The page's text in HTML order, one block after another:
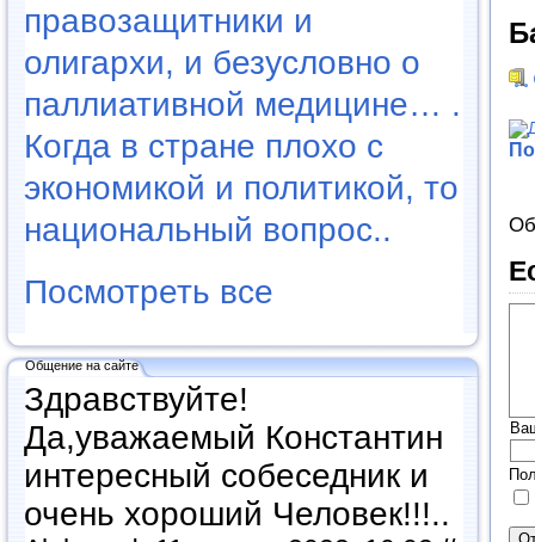
правозащитники и
олигархи, и безусловно о
паллиативной медицине… .
Когда в стране плохо с
экономикой и политикой, то
национальный вопрос..
Посмотреть все
Общение на сайте
Здравствуйте!
Да,уважаемый Константин
интересный собеседник и
очень хороший Человек!!!..